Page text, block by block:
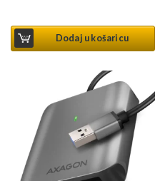
Dodaj u košaricu